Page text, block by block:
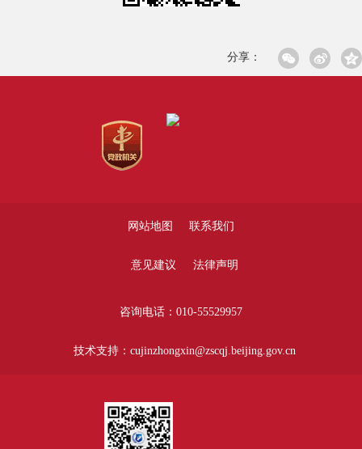
分享：
网站地图 联系我们
意见建议 法律声明
咨询电话：010-55529957
技术支持：cujinzhongxin@zscqj.beijing.gov.cn